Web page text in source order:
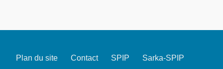
Plan du site Contact SPIP Sarka-SPIP